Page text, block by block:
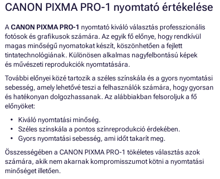
CANON PIXMA PRO-1 nyomtató értékelése
ACANON PIXMA PRO-1 nyomtató kiváló választás professzionális
fotósok és grafikusok számára. Az egyik fő előnye, hogy rendkívül
magas minőségű nyomatokat készít, köszönhetően a fejlett
tintatechnológiának. Különösen alkalmas nagyfelbontású képek
és művészeti reprodukciók nyomtatására.
További előnyei közé tartozik a széles színskála és a gyors nyomtatási
sebesség, amely lehetővé teszi a felhasználók számára, hogy gyorsan
és hatékonyan dolgozhassanak. Az alábbiakban felsoroljuk a fő
előnyöket:
Kiváló nyomtatási minőség.
Széles színskála a pontos színreprodukció érdekében.
Gyors nyomtatási sebesség, ami időt takarít meg.
Összességében a CANON PIXMA PRO-1 tökéletes választás azok
számára, akik nem akarnak kompromisszumot kötni a nyomtatási
minőséget illetően.